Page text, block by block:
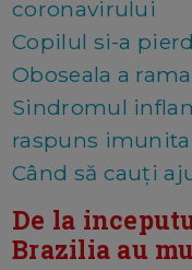
coronavirului
Copilul si-a
Oboseala a
Sindromul
raspuns
Când să cauți
De la
Brazilia au